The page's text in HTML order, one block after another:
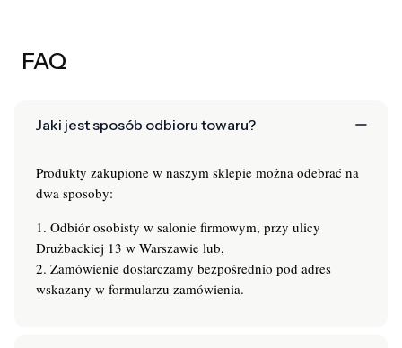
FAQ
Jaki jest sposób odbioru towaru?
Produkty zakupione w naszym sklepie można odebrać na
dwa sposoby:
1. Odbiór osobisty w salonie firmowym, przy ulicy
Drużbackiej 13 w Warszawie lub,
2. Zamówienie dostarczamy bezpośrednio pod adres
wskazany w formularzu zamówienia.